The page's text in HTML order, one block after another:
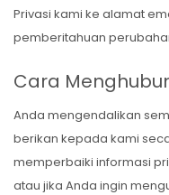
Privasi kami ke alamat
pemberitahuan
Cara
Anda mengendalikan
berikan kepada kami
memperbaiki informasi
atau jika Anda ingin